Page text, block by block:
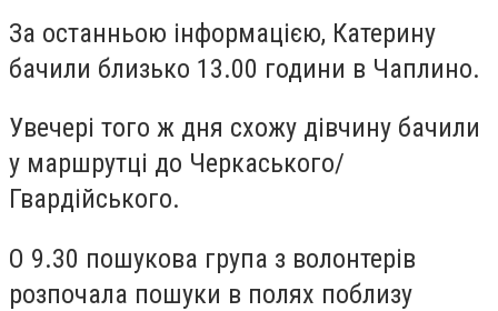
За останньою інформацією, Катерину
бачили близько 13.00 години в Чаплино.
Увечері того ж дня схожу дівчину бачили
у маршрутці до Черкаського/
Гвардійського.
О 9.30 пошукова група з волонтерів
розпочала пошуки в полях поблизу